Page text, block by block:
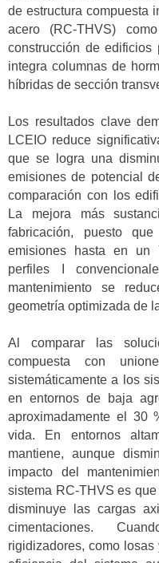
de estructura compuesta
acero (RC-THVS)
construcción de edificios
integra columnas de
híbridas de sección
Los resultados clave
LCEIO reduce
que se logra una
emisiones de potencial
comparación con los
La mejora más
fabricación, puesto
emisiones hasta en
perfiles I
mantenimiento se
geometría optimizada de
Al comparar las
compuesta con
sistemáticamente a los
en entornos de baja
aproximadamente el 30
vida. En entornos
mantiene, aunque
impacto del
sistema RC-THVS es
disminuye las cargas
cimentaciones.
rigidizadores, como